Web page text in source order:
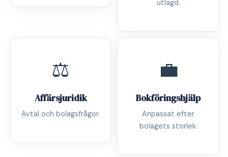
utlagd.
⚖️
Affärsjuridik
Avtal och bolagsfrågor.
💼
Bokföringshjälp
Anpassat efter
bolagets storlek.